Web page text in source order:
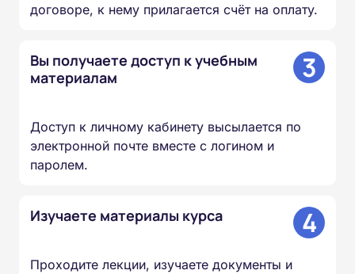
договоре, к нему прилагается счёт на оплату.
Вы получаете доступ к учебным
материалам
3
Доступ к личному кабинету высылается по
электронной почте вместе с логином и
паролем.
Изучаете материалы курса 4
Проходите лекции, изучаете документы и